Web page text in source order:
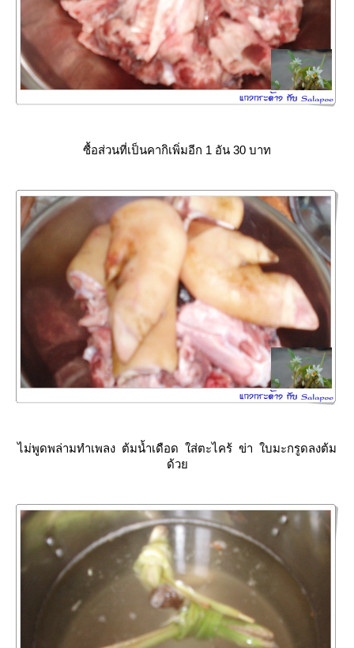
ซื้อส่วนที่เป็นคากิเพิ่มอีก 1 อัน 30 บาท
ไม่พูดพล่ามทำเพลง ต้มน้ำเดือด ใส่ตะไคร้ ข่า ใบมะกรูดลงต้ม
ด้ว